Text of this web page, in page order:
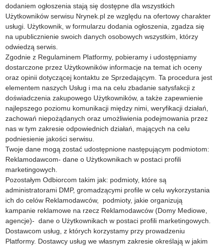
dodaniem ogłoszenia stają się dostępne dla wszystkich
Użytkowników serwisu Nrynek.pl ze względu na ofertowy charakter
usługi. Użytkownik, w formularzu dodania ogłoszenia, zgadza się
na upublicznienie swoich danych osobowych wszystkim, którzy
odwiedzą serwis.
Zgodnie z Regulaminem Platformy, pobieramy i udostępniamy
dostarczone przez Użytkowników informacje na temat ich oceny
oraz opinii dotyczącej kontaktu ze Sprzedającym. Ta procedura jest
elementem naszych Usług i ma na celu zbadanie satysfakcji z
doświadczenia zakupowego Użytkowników, a także zapewnienie
najlepszego poziomu komunikacji między nimi, weryfikacji działań,
zachowań niepożądanych oraz umożliwienia podejmowania przez
nas w tym zakresie odpowiednich działań, mających na celu
podniesienie jakości serwisu.
Twoje dane mogą zostać udostępnione następującym podmiotom:
Reklamodawcom- dane o Użytkownikach w postaci profili
marketingowych.
Pozostałym Odbiorcom takim jak: podmioty, które są
administratorami DMP, gromadzącymi profile w celu wykorzystania
ich do celów Reklamodawców, podmioty, jakie organizują
kampanie reklamowe na rzecz Reklamodawców (Domy Mediowe,
agencje)- dane o Użytkownikach w postaci profili marketingowych.
Dostawcom usług, z których korzystamy przy prowadzeniu
Platformy. Dostawcy usług we własnym zakresie określają w jakim